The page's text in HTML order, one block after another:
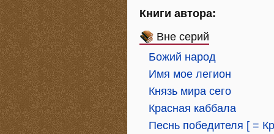
Книги автора:
Вне серий
Божий народ
Имя мое легион
Князь мира сего
Красная каббала
Песнь победителя [ =